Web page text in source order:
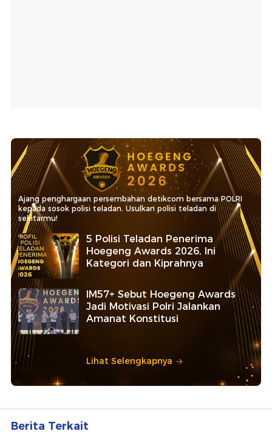
Ajang penghargaan persembahan detikcom bersama POLRI
kepada sosok polisi teladan. Usulkan polisi teladan di
sekitarmu!
5 Polisi Teladan Penerima
Hoegeng Awards 2026, Ini
Kategori dan Kiprahnya
IM57+ Sebut Hoegeng Awards
Jadi Motivasi Polri Jalankan
Amanat Konstitusi
Lihat Selengkapnya
Berita Terkait